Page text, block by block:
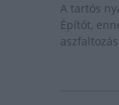
A tartós
Építőt,
aszfaltozás.